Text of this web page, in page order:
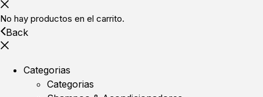
No hay productos en el carrito.
Back
Categorias
Categorias